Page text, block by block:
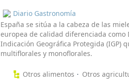
Diario Gastronomía
España se sitúa a la cabeza de las
europea de calidad diferenciada como
Indicación Geográfica Protegida (IGP)
multiflorales y monoflorales.
Otros alimentos
Otros